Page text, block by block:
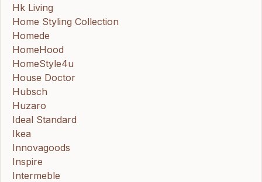
Hk Living
Home Styling Collection
Homede
HomeHood
HomeStyle4u
House Doctor
Hubsch
Huzaro
Ideal Standard
Ikea
Innovagoods
Inspire
Intermeble